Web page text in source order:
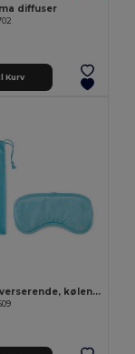
diffuser
Kurv
REVEYES Reverserende, kølende øjenmaske